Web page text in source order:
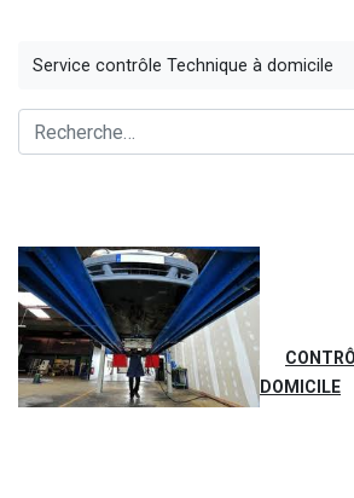
Service contrôle Technique à domicile
DOMICILE